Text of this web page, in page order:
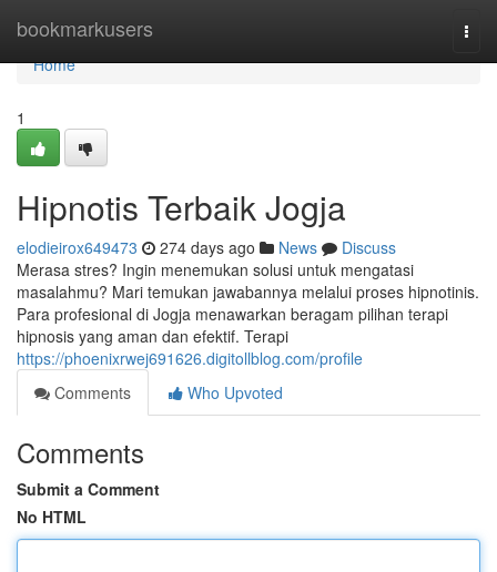
bookmarkusers
Home
Home
1
Hipnotis Terbaik Jogja
elodieirox649473 274 days ago News
Discuss
Merasa stres? Ingin menemukan solusi untuk mengatasi
masalahmu? Mari temukan jawabannya melalui proses hipnotinis.
Para profesional di Jogja menawarkan beragam pilihan terapi
hipnosis yang aman dan efektif. Terapi
https://phoenixrwej691626.digitollblog.com/profile
Comments
Who Upvoted
Comments
Submit a Comment
No HTML